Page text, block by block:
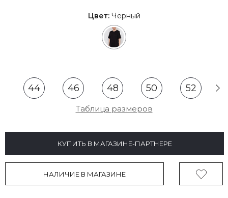
Цвет:Чёрный
44 46 48 50 52
Таблица размеров
КУПИТЬ В МАГАЗИНЕ-ПАРТНЕРЕ
НАЛИЧИЕ В МАГАЗИНЕ